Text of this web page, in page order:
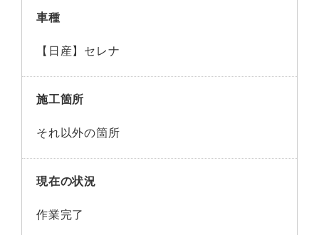
車種
【日産】セレナ
施工箇所
それ以外の箇所
現在の状況
作業完了